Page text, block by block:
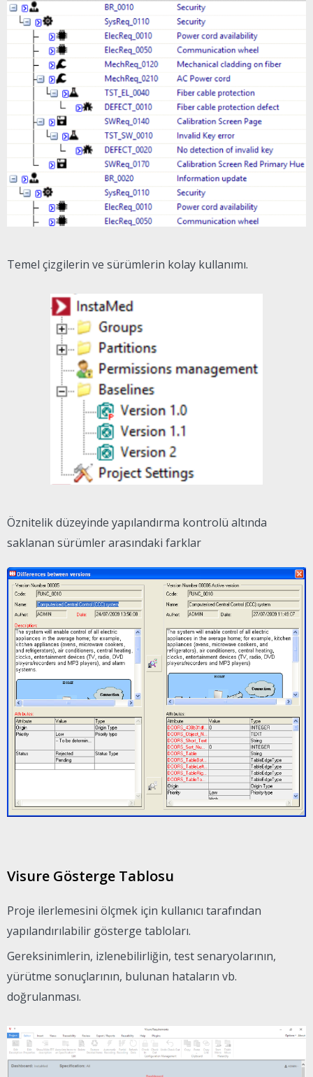
Temel çizgilerin ve sürümlerin kolay kullanımı.
Öznitelik düzeyinde yapılandırma kontrolü altında
saklanan sürümler arasındaki farklar
Visure Gösterge Tablosu
Proje ilerlemesini ölçmek için kullanıcı tarafından
yapılandırılabilir gösterge tabloları.
Gereksinimlerin, izlenebilirliğin, test senaryolarının,
yürütme sonuçlarının, bulunan hataların vb.
doğrulanması.